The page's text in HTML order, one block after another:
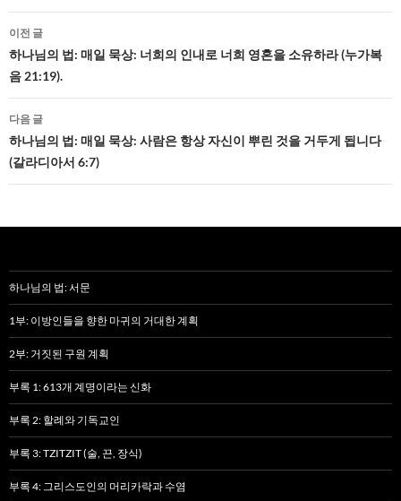
글
네
비
게
이
션
이전 글
하나님의 법: 매일 묵상: 너희의 인내로 너희 영혼을 소유하라 (누가복
음 21:19).
다음 글
하나님의 법: 매일 묵상: 사람은 항상 자신이 뿌린 것을 거두게 됩니다
(갈라디아서 6:7)
하나님의 법: 서문
1부: 이방인들을 향한 마귀의 거대한 계획
2부: 거짓된 구원 계획
부록 1: 613개 계명이라는 신화
부록 2: 할례와 기독교인
부록 3: TZITZIT (술, 끈, 장식)
부록 4: 그리스도인의 머리카락과 수염